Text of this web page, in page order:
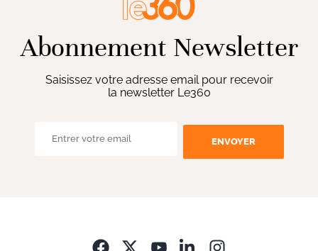
Abonnement Newsletter
Saisissez votre adresse email pour recevoir
la newsletter Le360
ENVOYER